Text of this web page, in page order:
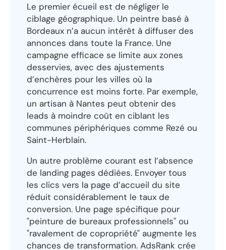
Le premier écueil est de négliger le
ciblage géographique. Un peintre basé à
Bordeaux n’a aucun intérêt à diffuser des
annonces dans toute la France. Une
campagne efficace se limite aux zones
desservies, avec des ajustements
d’enchères pour les villes où la
concurrence est moins forte. Par exemple,
un artisan à Nantes peut obtenir des
leads à moindre coût en ciblant les
communes périphériques comme Rezé ou
Saint-Herblain.
Un autre problème courant est l’absence
de landing pages dédiées. Envoyer tous
les clics vers la page d’accueil du site
réduit considérablement le taux de
conversion. Une page spécifique pour
"peinture de bureaux professionnels" ou
"ravalement de copropriété" augmente les
chances de transformation. AdsRank crée